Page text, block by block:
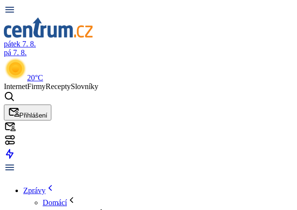
pátek 7. 8.
pá 7. 8.
20°C
InternetFirmyReceptySlovníky
Přihlášení
Zprávy
Domácí